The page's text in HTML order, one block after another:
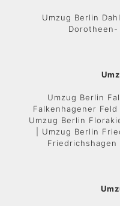
Umzug Berlin
Umzug Berlin
Falkenhagener
Umzug Berlin
| Umzug Berlin
Friedrichshagen